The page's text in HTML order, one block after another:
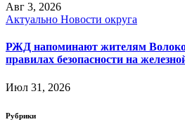
Авг 3, 2026
Актуально Новости округа
РЖД напоминают жителям
правилах безопасности на
Июл 31, 2026
Рубрики